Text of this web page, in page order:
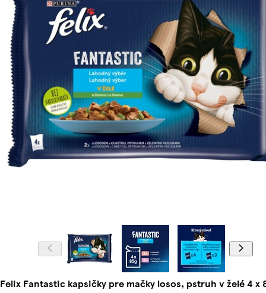
Felix Fantastic kapsičky pre mačky losos, pstruh v želé 4 x